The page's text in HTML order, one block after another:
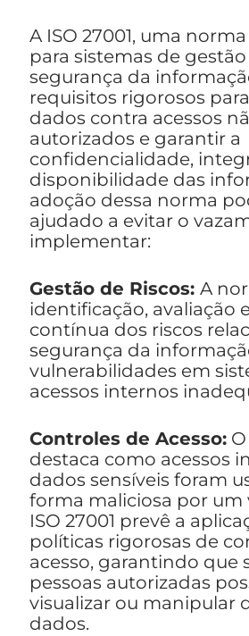
A ISO 27001, uma
para sistemas de
segurança da
requisitos rigorosos
dados contra acessos
autorizados e garantir a
confidencialidade,
disponibilidade das
adoção dessa norma
ajudado a evitar o
implementar:
Gestão de Riscos: A
identificação, avaliação
contínua dos riscos
segurança da
vulnerabilidades em
acessos internos
Controles de Acesso:
destaca como acessos
dados sensíveis foram
forma maliciosa por um
ISO 27001 prevê a
políticas rigorosas de
acesso, garantindo que
pessoas autorizadas
visualizar ou manipular
dados.